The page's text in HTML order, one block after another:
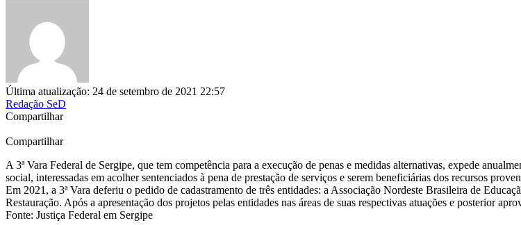
Última atualização: 24 de setembro de 2021 22:57
Redação SeD
Compartilhar
Compartilhar
A 3ª Vara Federal de Sergipe, que tem competência para a execução de penas e medidas alternativas, expede
social, interessadas em acolher sentenciados à pena de prestação de serviços e serem beneficiárias dos recursos
Em 2021, a 3ª Vara deferiu o pedido de cadastramento de três entidades: a Associação Nordeste Brasileira de
Restauração. Após a apresentação dos projetos pelas entidades nas áreas de suas respectivas atuações e posterior
Fonte: Justiça Federal em Sergipe